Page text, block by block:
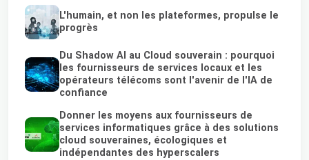
L'humain, et non les plateformes, propulse le
progrès
Du Shadow AI au Cloud souverain : pourquoi
les fournisseurs de services locaux et les
opérateurs télécoms sont l'avenir de l'IA de
confiance
Donner les moyens aux fournisseurs de
services informatiques grâce à des solutions
cloud souveraines, écologiques et
indépendantes des hyperscalers